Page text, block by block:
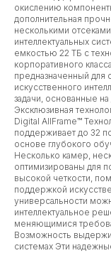
окислению
дополнительная
несколькими
интеллектуальных
емкостью 22 ТБ с
корпоративного
предназначенный для
искусственного
задачи, основанные на
Эксклюзивная
Digital AllFrame™
поддерживает до 32
основе глубокого
Несколько камер,
оптимизированы для
высокой четкости,
поддержкой
универсальности
интеллектуальное
меняющимися
Возможность
системах Эти